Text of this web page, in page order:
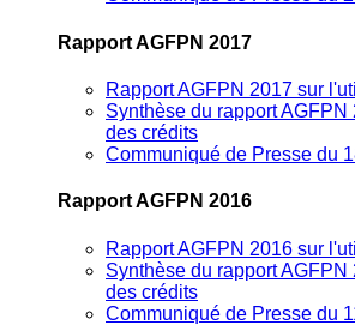
Rapport AGFPN 2017
Rapport AGFPN 2017 sur
Synthèse du rapport
des crédits
Communiqué de Presse du
Rapport AGFPN 2016
Rapport AGFPN 2016 sur
Synthèse du rapport
des crédits
Communiqué de Presse du